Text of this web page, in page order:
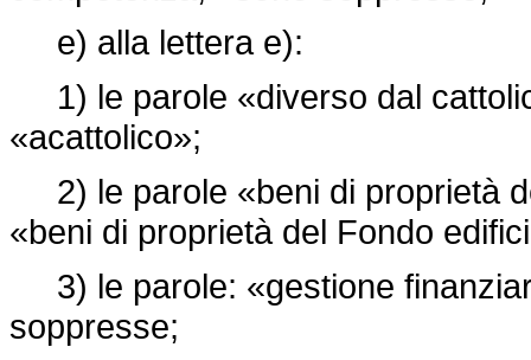
e) alla lettera e):
1) le parole «diverso dal
«acattolico»;
2) le parole «beni di proprietà
«beni di proprietà del Fondo
3) le parole: «gestione
soppresse;